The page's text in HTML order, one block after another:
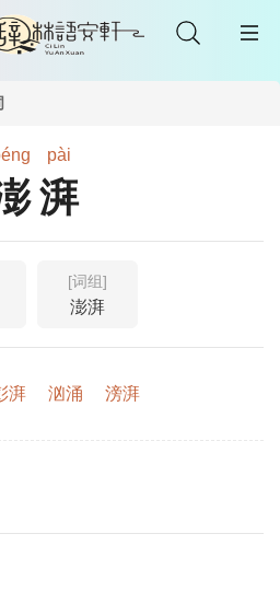
pài
湃
[词组]
澎湃
湃 汹涌 滂湃